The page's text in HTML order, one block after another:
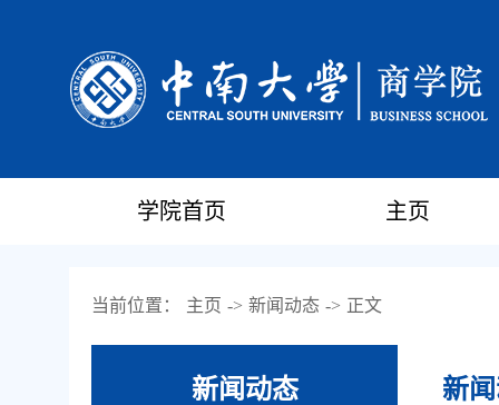
学院首页 主页
当前位置： 主页 -> 新闻动态 -> 正文
新闻动态 新